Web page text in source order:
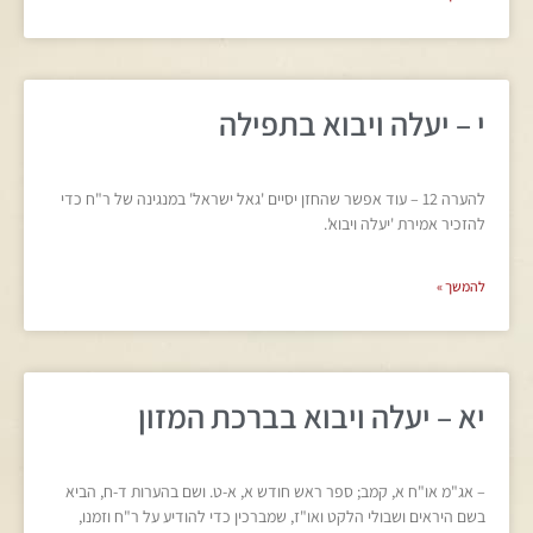
י – יעלה ויבוא בתפילה
להערה 12 – עוד אפשר שהחזן יסיים 'גאל ישראל' במנגינה של ר"ח כדי
להזכיר אמירת 'יעלה ויבוא'.
להמשך »
יא – יעלה ויבוא בברכת המזון
– אג"מ או"ח א, קמב; ספר ראש חודש א, א-ט. ושם בהערות ד-ח, הביא
בשם היראים ושבולי הלקט ואו"ז, שמברכין כדי להודיע על ר"ח וזמנו,